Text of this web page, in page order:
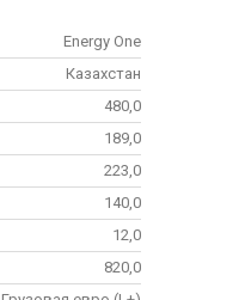
Energy One
Казахстан
480,0
189,0
223,0
140,0
12,0
820,0